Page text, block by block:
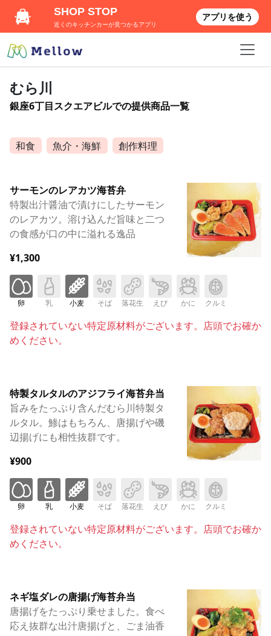
むら川
銀座6丁目スクエアビルでの提供商品一覧
和食 魚介・海鮮 創作料理
サーモンのレアカツ海苔弁
特製出汁醤油で漬けにしたサーモン
のレアカツ。溶け込んだ旨味と二つ
の食感が口の中に溢れる逸品
¥1,300
卵 乳 小麦 そば 落花生 えび かに クルミ
登録されていない特定原材料がございます。店頭でお確か
めください。
特製タルタルのアジフライ海苔弁当
旨みをたっぷり含んだむら川特製タ
ルタル。鯵はもちろん、唐揚げや磯
辺揚げにも相性抜群です。
¥900
卵 乳 小麦 そば 落花生 えび かに クルミ
登録されていない特定原材料がございます。店頭でお確か
めください。
ネギ塩ダレの唐揚げ海苔弁当
唐揚げをたっぷり乗せました。食べ
応え抜群な出汁唐揚げと、ごま油香
SHOP STOP
近くのキッチンカーが見つかるアプリ
アプリを使う